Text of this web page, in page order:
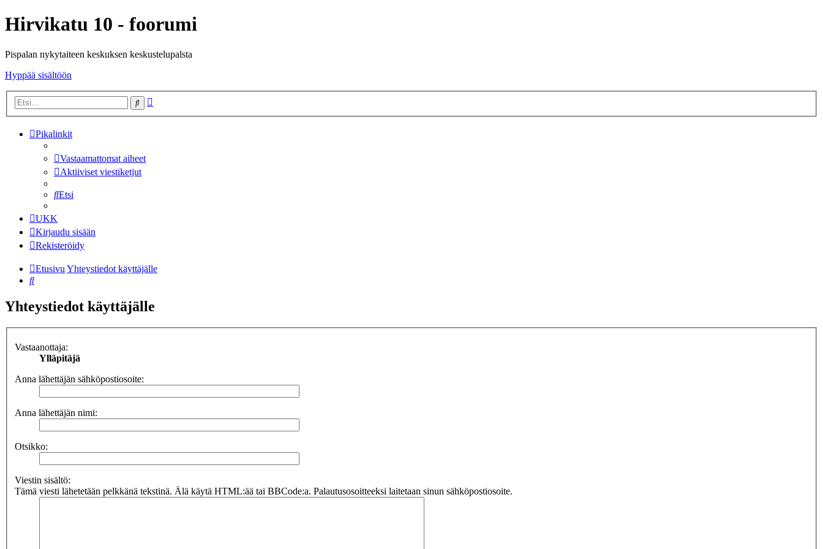
Hirvikatu 10 - foorumi
Pispalan nykytaiteen keskuksen keskustelupalsta
Hyppää sisältöön
Etsi
Pikalinkit
Vastaamattomat aiheet
Aktiiviset viestiketjut
Etsi
UKK
Kirjaudu sisään
Rekisteröidy
EtusivuYhteystiedot käyttäjälle
Etsi
Yhteystiedot käyttäjälle
Vastaanottaja:
Ylläpitäjä
Anna lähettäjän sähköpostiosoite:
Anna lähettäjän nimi:
Otsikko:
Viestin sisältö:
Tämä viesti lähetetään pelkkänä tekstinä. Älä käytä HTML:ää tai BBCode:a. Palautusosoitteeksi laitetaan sinun sähköpostiosoite.